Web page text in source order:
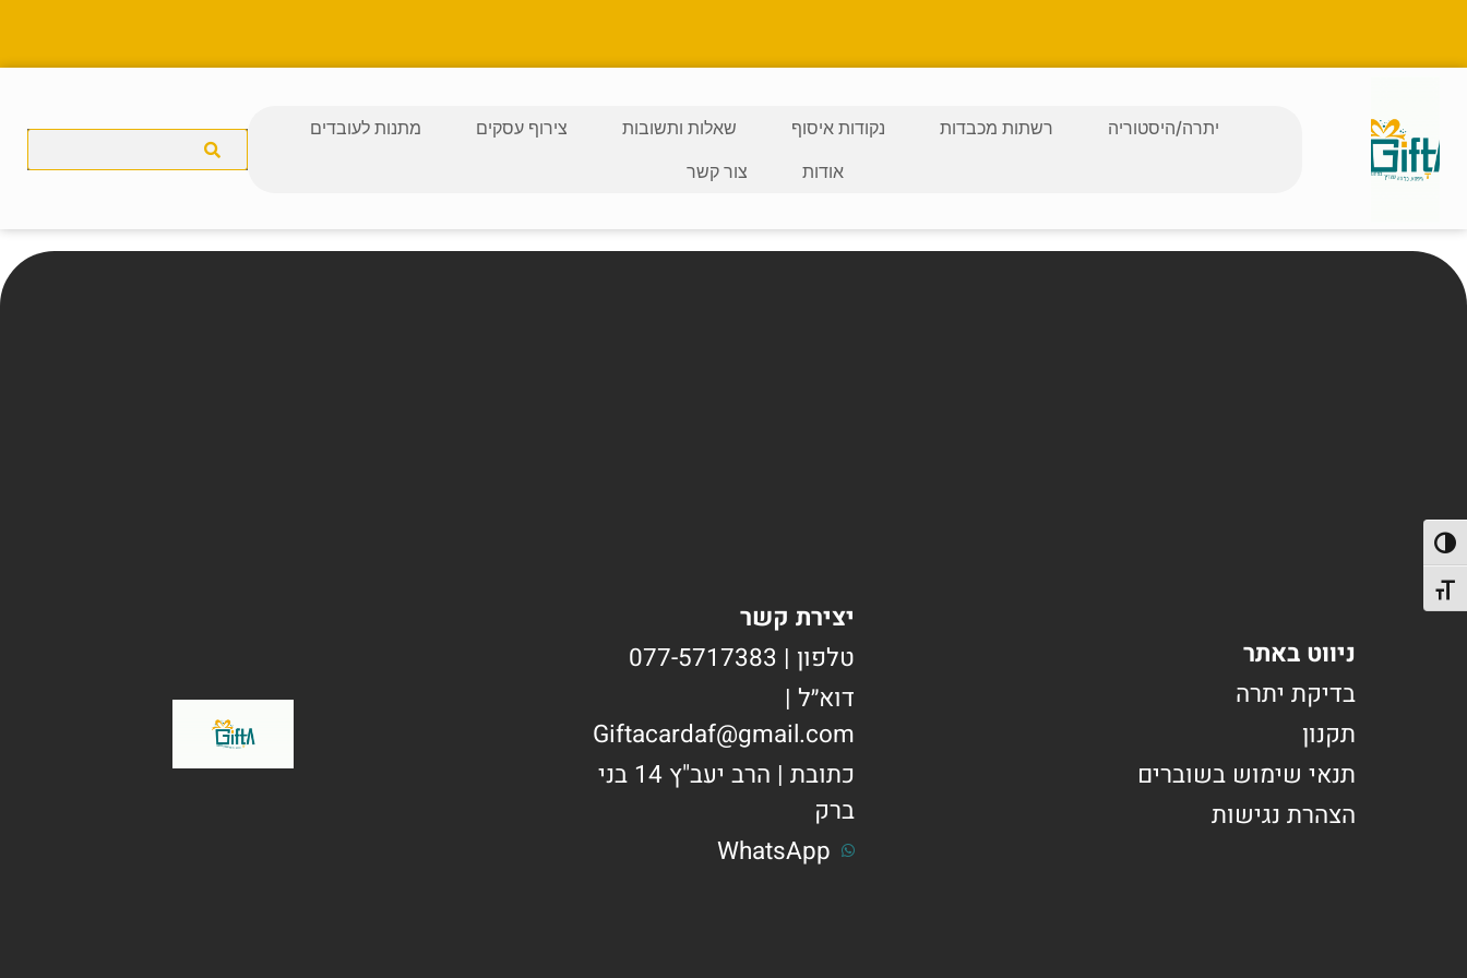
הפעל/כבה ניגודיות גבוהה
מתג גודל גופן
יתרה/היסטוריה רשתות מכבדות נקודות איסוף שאלות ותשובות צירוף עסקים
מתנות לעובדים
אודות
צור קשר
ניווט באתר
בדיקת יתרה
תקנון
תנאי שימוש בשוברים
הצהרת נגישות
יצירת קשר
טלפון | 077-5717383
דוא״ל |
Giftacardaf@gmail.com
כתובת | הרב יעב"ץ 14 בני
ברק
WhatsApp